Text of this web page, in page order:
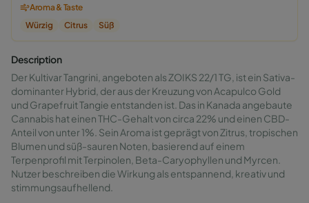
Aroma & Taste
Würzig
Citrus Süß
Description
Der Kultivar Tangrini, angeboten als ZOIKS 22/1 TG, ist ein Sativa-
dominanter Hybrid, der aus der Kreuzung von Acapulco Gold
und Grapefruit Tangie entstanden ist. Das in Kanada angebaute
Cannabis hat einen THC-Gehalt von circa 22% und einen CBD-
Anteil von unter 1%. Sein Aroma ist geprägt von Zitrus, tropischen
Blumen und süß-sauren Noten, basierend auf einem
Terpenprofil mit Terpinolen, Beta-Caryophyllen und Myrcen.
Nutzer beschreiben die Wirkung als entspannend, kreativ und
stimmungsaufhellend.